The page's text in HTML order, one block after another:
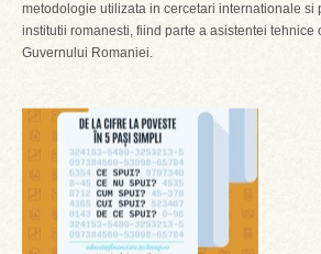
metodologie utilizata in cercetari internationale si
institutii romanesti, fiind parte a asistentei tehnice
Guvernului Romaniei.